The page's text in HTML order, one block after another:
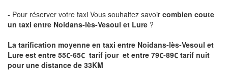
- Pour réserver votre taxi Vous souhaitez savoir combien coute
un taxi entre Noidans-lès-Vesoul et Lure ?
La tarification moyenne en taxi entre Noidans-lès-Vesoul et
Lure est entre 55€-65€ tarif jour et entre 79€-89€ tarif nuit
pour une distance de 33KM